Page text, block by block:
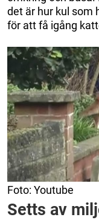
det är hur kul som
för att få igång
Foto: Youtube
Setts av